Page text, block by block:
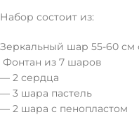
Набор состоит из:
Зеркальный шар 55-60
Фонтан из 7 шаров
— 2 сердца
— 3 шара пастель
— 2 шара с пенопластом